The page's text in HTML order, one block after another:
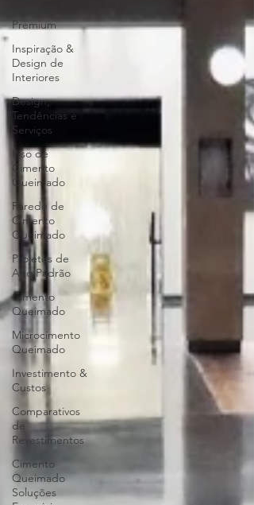
Premium
Inspiração &
Design de
Interiores
Design,
Tendências e
Serviços
Piso de
Cimento
Queimado
Parede de
Cimento
Queimado
Projetos de
Alto Padrão
Cimento
Queimado
Microcimento
Queimado
Investimento &
Custos
Comparativos
de
Revestimentos
Cimento
Queimado
Soluções